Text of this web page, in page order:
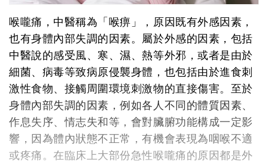
喉嚨痛，中醫稱為「喉痹」，原因既有外感因素，
也有身體內部失調的因素。屬於外感的因素，包括
中醫說的感受風、寒、濕、熱等外邪，或者是由於
細菌、病毒等致病原侵襲身體，也包括由於進食刺
激性食物、接觸周圍環境刺激物的直接傷害。至於
身體內部失調的因素，例如各人不同的體質因素、
作息失序、情志失和等，會對臟腑功能構成一定影
響，因為體內狀態不正常，有機會表現為咽喉不適
或疼痛。在臨床上大部份急性喉嚨痛的原因都是外